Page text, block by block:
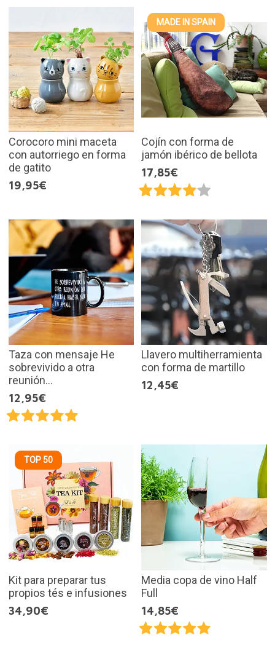
Corocoro mini maceta
con autorriego en forma
de gatito
19,95€
MADE IN SPAIN
Cojín con forma de
jamón ibérico de bellota
17,85€
Taza con mensaje He
sobrevivido a otra
reunión...
12,95€
Llavero multiherramienta
con forma de martillo
12,45€
TOP 50
Kit para preparar tus
propios tés e infusiones
34,90€
Media copa de vino Half
Full
14,85€